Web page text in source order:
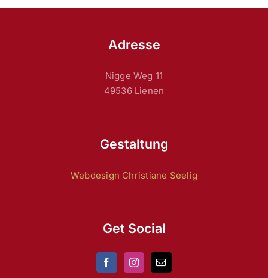
Adresse
Nigge Weg 11
49536 Lienen
Gestaltung
Webdesign Christiane Seelig
Get Social